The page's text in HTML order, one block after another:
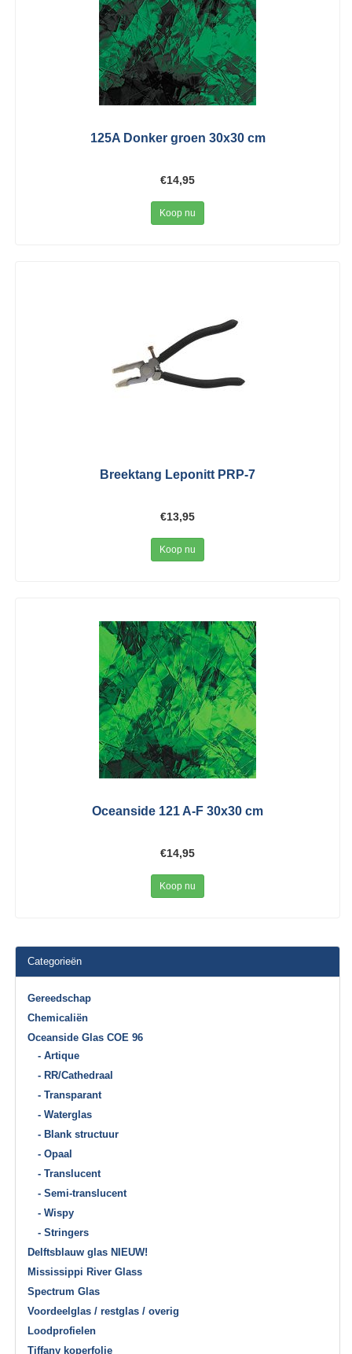
125A Donker groen 30x30 cm
€14,95
Koop nu
Breektang Leponitt PRP-7
€13,95
Koop nu
Oceanside 121 A-F 30x30 cm
€14,95
Koop nu
Categorieën
Gereedschap
Chemicaliën
Oceanside Glas COE 96
- Artique
- RR/Cathedraal
- Transparant
- Waterglas
- Blank structuur
- Opaal
- Translucent
- Semi-translucent
- Wispy
- Stringers
Delftsblauw glas NIEUW!
Mississippi River Glass
Spectrum Glas
Voordeelglas / restglas / overig
Loodprofielen
Tiffany koperfolie